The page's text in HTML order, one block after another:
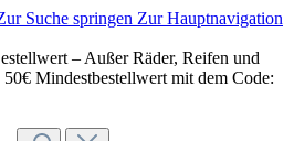
Suche springen Zur Hauptnavigation
– Außer Räder, Reifen und
Mindestbestellwert mit dem Code: